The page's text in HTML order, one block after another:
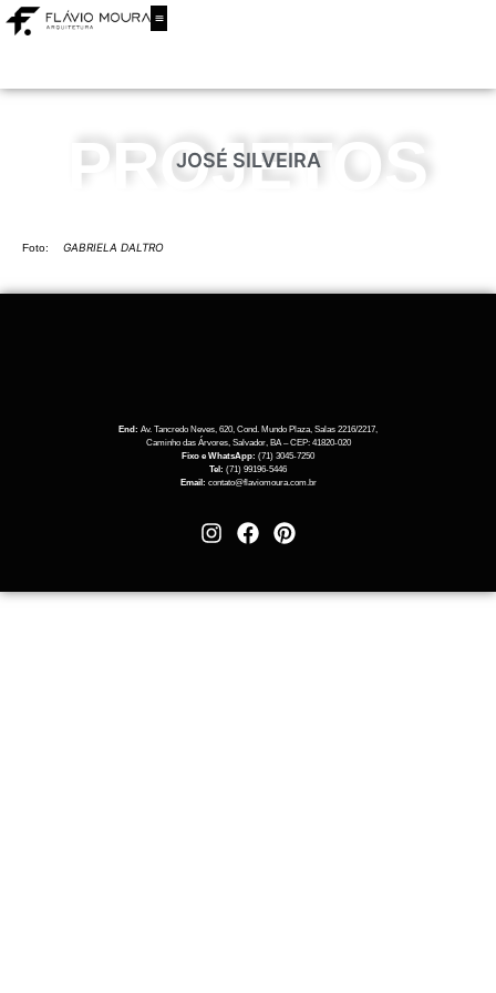
PROJETOS
JOSÉ SILVEIRA
Foto: GABRIELA DALTRO
End: Av. Tancredo Neves, 620, Cond. Mundo Plaza, Salas 2216/2217,
Caminho das Árvores, Salvador, BA – CEP: 41820-020
Fixo e WhatsApp: (71) 3045-7250
Tel: (71) 99196-5446
Email: contato@flaviomoura.com.br